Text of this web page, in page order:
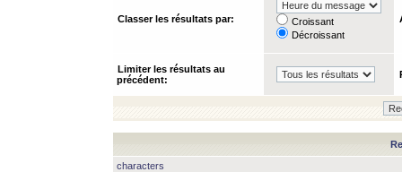
Classer les résultats par:
Croissant
Décroissant
Limiter les résultats au
précédent:
characters